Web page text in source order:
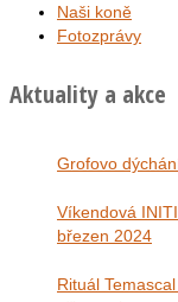
Naši koně
Fotozprávy
Aktuality a akce
Grofovo
Víkendová INITI s
březen 2024
Rituál